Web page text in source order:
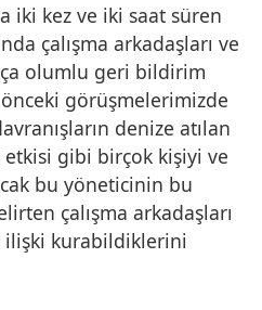
iki kez ve iki saat süren
çalışma arkadaşları ve
olumlu geri bildirim
görüşmelerimizde
denize atılan
etkisi gibi birçok kişiyi ve
bu yöneticinin bu
çalışma arkadaşları
ilişki kurabildiklerini